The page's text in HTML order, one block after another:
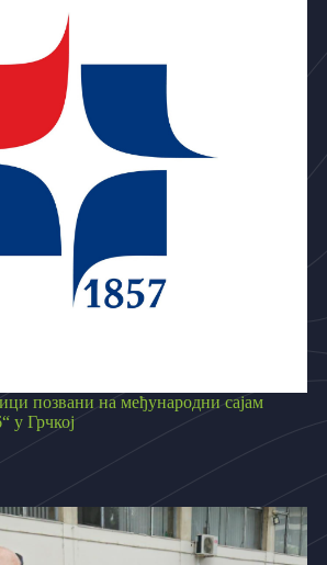
позвани на међународни сајам
у Грчкој